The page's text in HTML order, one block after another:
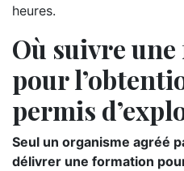
heures.
Où suivre
pour
permis
Seul un organisme agréé
délivrer une formation